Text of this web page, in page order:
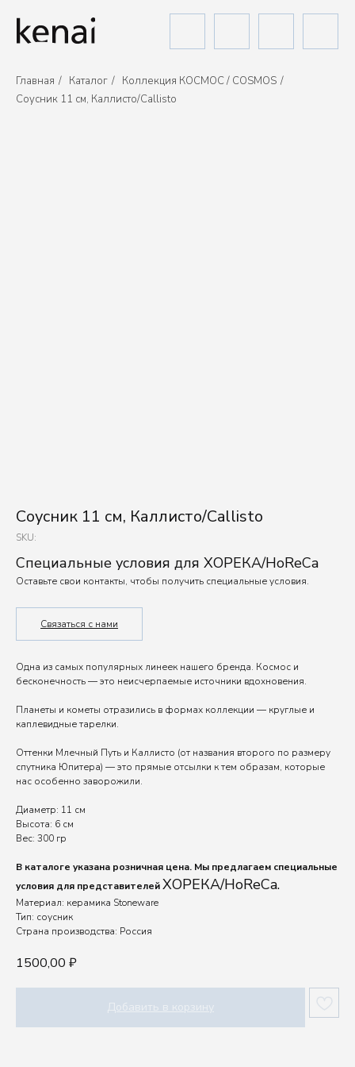
Главная / Каталог / Коллекция КОСМОС / COSMOS /
Соусник 11 см, Каллисто/Callisto
Соусник 11 см, Каллисто/Callisto
SKU:
1500,00 ₽
Добавить в корзину
Специальные условия для ХОРЕКА/HoReCa
Оставьте свои контакты, чтобы получить специальные условия.
Связаться с нами
Одна из самых популярных линеек нашего бренда. Космос и
бесконечность — это неисчерпаемые источники вдохновения.
Планеты и кометы отразились в формах коллекции — круглые и
каплевидные тарелки.
Оттенки Млечный Путь и Каллисто (от названия второго по размеру
спутника Юпитера) — это прямые отсылки к тем образам, которые
нас особенно заворожили.
Диаметр: 11 см
Высота: 6 см
Вес: 300 гр
В каталоге указана розничная цена. Мы предлагаем специальные
условия для представителейХОРЕКА/HoReCa.
Материал: керамика Stoneware
Тип: соусник
Страна производства: Россия